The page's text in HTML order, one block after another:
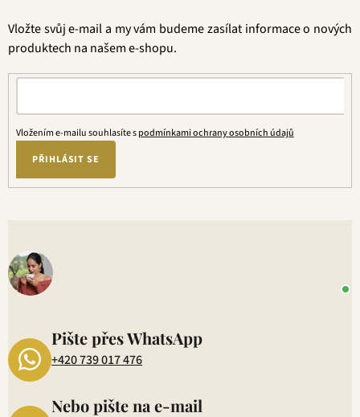
Vložte svůj e-mail a my vám budeme zasílat informace o nových
produktech na našem e-shopu.
Vložením e-mailu souhlasíte spodmínkami ochrany osobních údajů
PŘIHLÁSIT SE
Pište přes WhatsApp
+420 739 017 476
Nebo pište na e-mail